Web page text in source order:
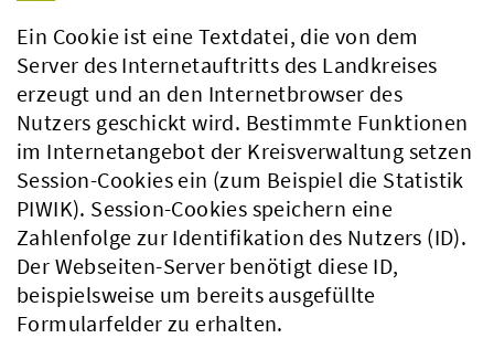
Ein Cookie ist eine Textdatei, die von dem
Server des Internetauftritts des Landkreises
erzeugt und an den Internetbrowser des
Nutzers geschickt wird. Bestimmte Funktionen
im Internetangebot der Kreisverwaltung setzen
Session-Cookies ein (zum Beispiel die Statistik
PIWIK). Session-Cookies speichern eine
Zahlenfolge zur Identifikation des Nutzers (ID).
Der Webseiten-Server benötigt diese ID,
beispielsweise um bereits ausgefüllte
Formularfelder zu erhalten.